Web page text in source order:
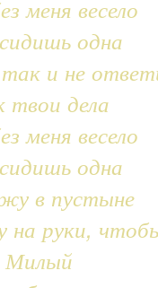
меня весело
одна
и не
твои дела
меня весело
одна
в пустыне
руки,
Милый